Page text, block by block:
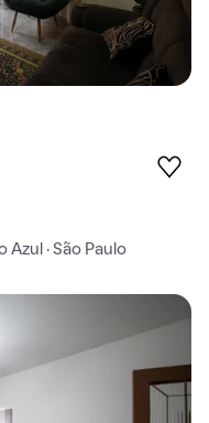
· São Paulo